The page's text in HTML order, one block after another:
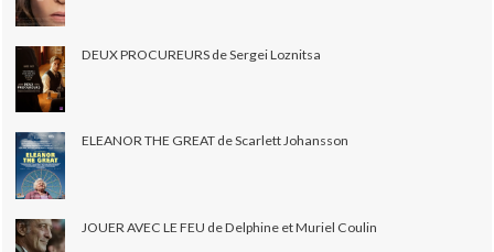
DEUX PROCUREURS de Sergei Loznitsa
ELEANOR THE GREAT de Scarlett Johansson
JOUER AVEC LE FEU de Delphine et Muriel Coulin